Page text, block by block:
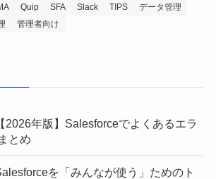
Quip SFA Slack TIPS
データ管理
管理者向け
2026年版】Salesforceでよくあるエラ
とめ
を「みんなが使う」ためのト